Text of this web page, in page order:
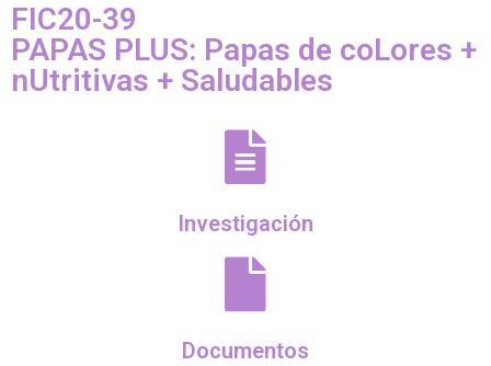
FIC20-39
PAPAS PLUS: Papas de coLores +
nUtritivas + Saludables
Investigación
Documentos